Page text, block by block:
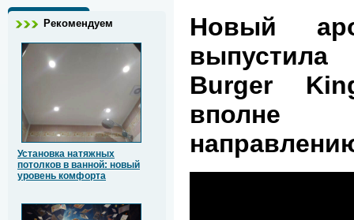
Рекомендуем
Установка натяжных
потолков в ванной: новый
уровень комфорта
Новый
выпустила
Burger
вполне